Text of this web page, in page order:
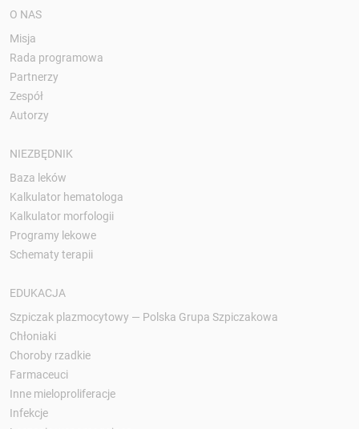
O NAS
Misja
Rada programowa
Partnerzy
Zespół
Autorzy
NIEZBĘDNIK
Baza leków
Kalkulator hematologa
Kalkulator morfologii
Programy lekowe
Schematy terapii
EDUKACJA
Szpiczak plazmocytowy — Polska Grupa Szpiczakowa
Chłoniaki
Choroby rzadkie
Farmaceuci
Inne mieloproliferacje
Infekcje